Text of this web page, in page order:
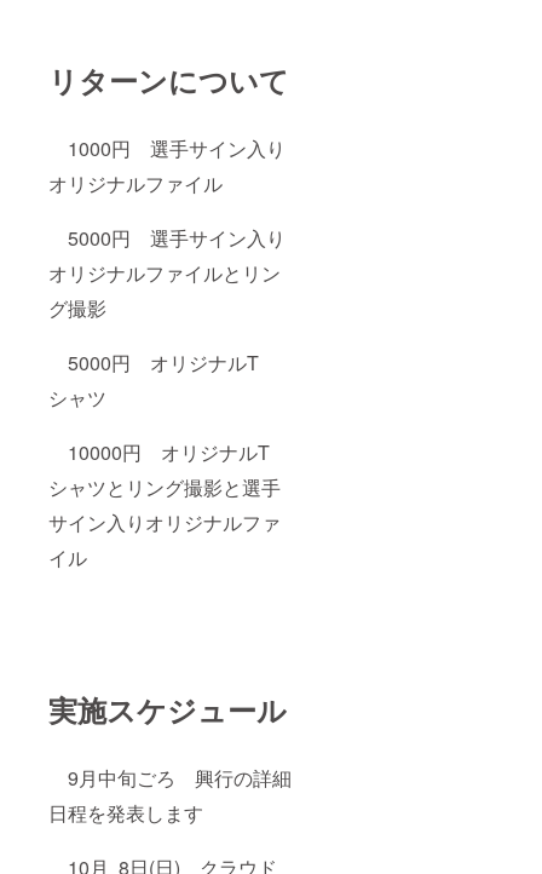
リターンについて
1000円 選手サイン入り
オリジナルファイル
5000円 選手サイン入り
オリジナルファイルとリン
グ撮影
5000円 オリジナルT
シャツ
10000円 オリジナルT
シャツとリング撮影と選手
サイン入りオリジナルファ
イル
実施スケジュール
9月中旬ごろ 興行の詳細
日程を発表します
10月 8日(日) クラウド